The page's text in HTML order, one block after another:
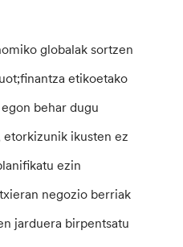
globalak sortzen
etikoetako
behar dugu
ikusten ez
ezin
negozio berriak
jarduera birpentsatu